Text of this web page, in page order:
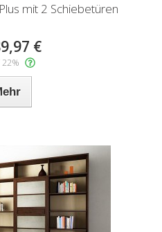
mit 2 Schiebetüren
€
22%